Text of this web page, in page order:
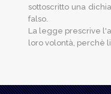
sottoscritto una
falso.
La legge prescrive
loro volontà, perchè